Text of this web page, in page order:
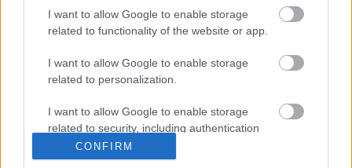
I want to allow Google to enable storage
related to functionality of the website or app.
I want to allow Google to enable storage
related to personalization.
I want to allow Google to enable storage
related to security, including authentication
functionality and fraud prevention, and other
user protection.
CONFIRM
Forrás: MTI